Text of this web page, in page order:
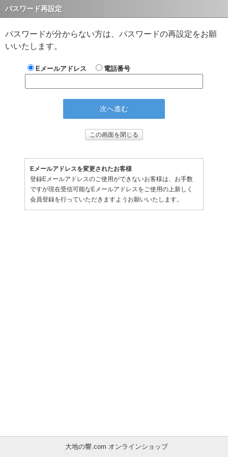
パスワード再設定
パスワードが分からない方は、パスワードの再設定をお願
いいたします。
Eメールアドレス 電話番号
この画面を閉じる
Eメールアドレスを変更されたお客様
登録Eメールアドレスのご使用ができないお客様は、お手数
ですが現在受信可能なEメールアドレスをご使用の上新しく
会員登録を行っていただきますようお願いいたします。
大地の響.com オンラインショップ